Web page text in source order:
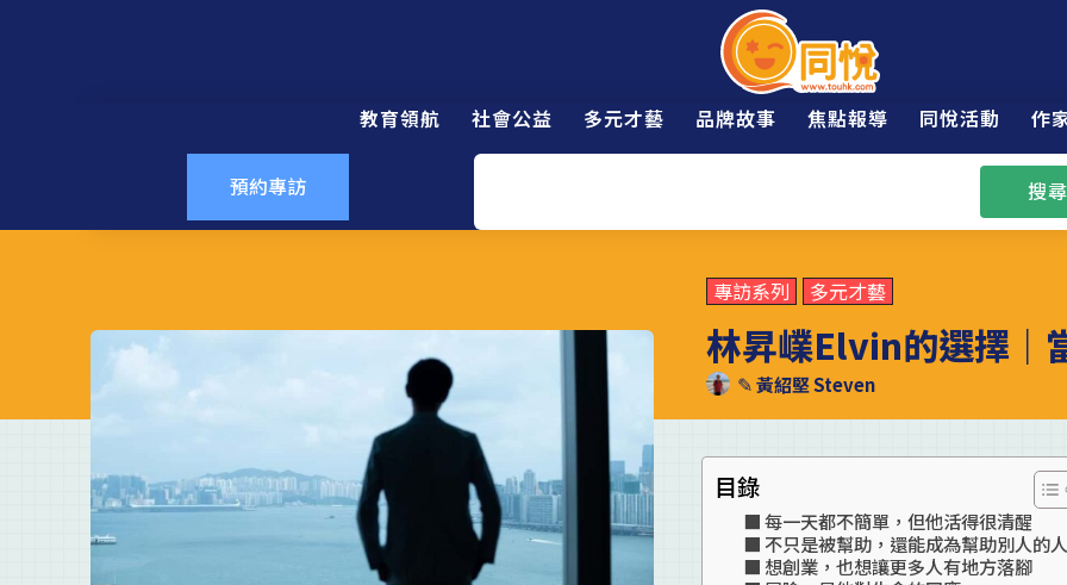
教育領航 社會公益 多元才藝 品牌故事 焦點報導 同悅活動 作
預約專訪 搜尋
專訪系列 多元才藝
林昇嶫Elvin的選擇｜
✎黃紹堅 Steven
目錄
每一天都不簡單，但他活得很清醒
不只是被幫助，還能成為幫助別人的
想創業，也想讓更多人有地方落腳